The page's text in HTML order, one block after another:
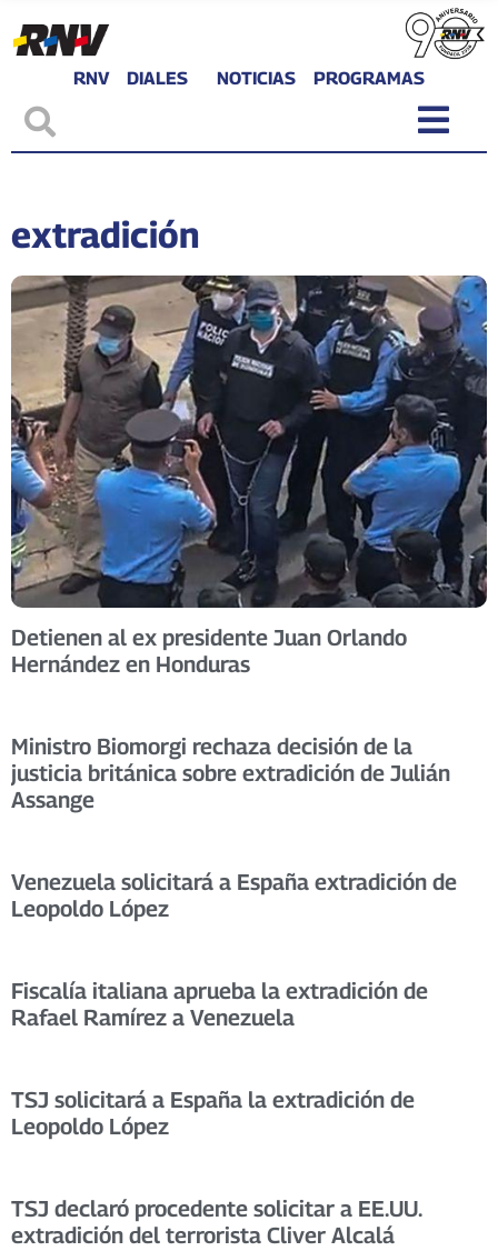
RNV DIALES NOTICIAS PROGRAMAS
extradición
Detienen al ex presidente Juan Orlando
Hernández en Honduras
Ministro Biomorgi rechaza decisión de la
justicia británica sobre extradición de Julián
Assange
Venezuela solicitará a España extradición de
Leopoldo López
Fiscalía italiana aprueba la extradición de
Rafael Ramírez a Venezuela
TSJ solicitará a España la extradición de
Leopoldo López
TSJ declaró procedente solicitar a EE.UU.
extradición del terrorista Cliver Alcalá